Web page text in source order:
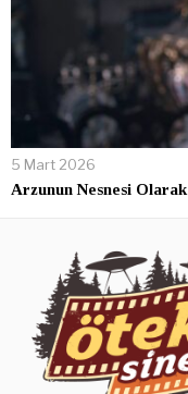
5 Mart 2026
Arzunun Nesnesi